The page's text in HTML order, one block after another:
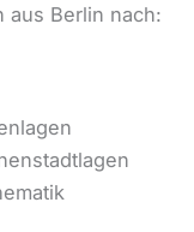
aus Berlin nach: